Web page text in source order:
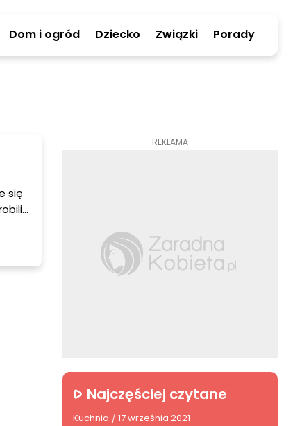
Dom i ogród Dziecko Związki Porady
się
REKLAMA
Najczęściej czytane
Kuchnia / 17 września 2021